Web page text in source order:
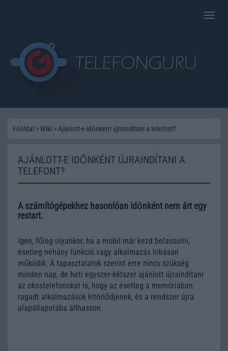
Toggle
Főoldal >Wiki > Ajánlott-e időnként újraindítani a telefont?
AJÁNLOTT-E IDŐNKÉNT ÚJRAINDÍTANI A
TELEFONT?
A számítógépekhez hasonlóan időnként nem árt egy
restart.
Igen, főleg olyankor, ha a mobil már kezd belassulni,
esetleg néhány funkció vagy alkalmazás hibásan
működik. A tapasztalatok szerint erre nincs szükség
minden nap, de heti egyszer-kétszer ajánlott újraindítani
az okostelefonokat is, hogy az esetleg a memóriában
ragadt alkalmazások kitörlődjenek, és a rendszer újra
alapállapotába állhasson.